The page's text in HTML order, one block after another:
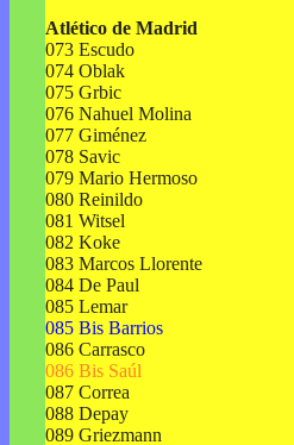
Atlético de Madrid
073 Escudo
074 Oblak
075 Grbic
076 Nahuel Molina
077 Giménez
078 Savic
079 Mario Hermoso
080 Reinildo
081 Witsel
082 Koke
083 Marcos Llorente
084 De Paul
085 Lemar
085 Bis Barrios
086 Carrasco
086 Bis Saúl
087 Correa
088 Depay
089 Griezmann